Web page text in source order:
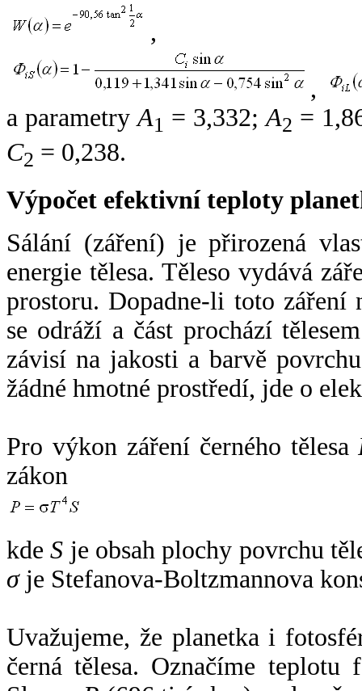
,
,
a parametryA1 = 3,332;A2 =
C2 = 0,238.
Výpočet efektivní teploty
Sálání (záření) je přirozená
energie tělesa. Těleso vydává
prostoru. Dopadne-li toto záření
se odráží a část prochází
závisí na jakosti a barvě
žádné hmotné prostředí, jde o
Pro výkon záření černého tělesa
zákon
kdeS je obsah plochy povrchu
σje Stefanova-Boltzmannova
Uvažujeme, že planetka i
černá tělesa. Označíme